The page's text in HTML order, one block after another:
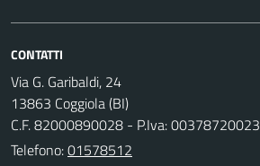
CONTATTI
Via G. Garibaldi, 24
13863 Coggiola (BI)
C.F. 82000890028 - P.Iva: 00378720023
Telefono:01578512